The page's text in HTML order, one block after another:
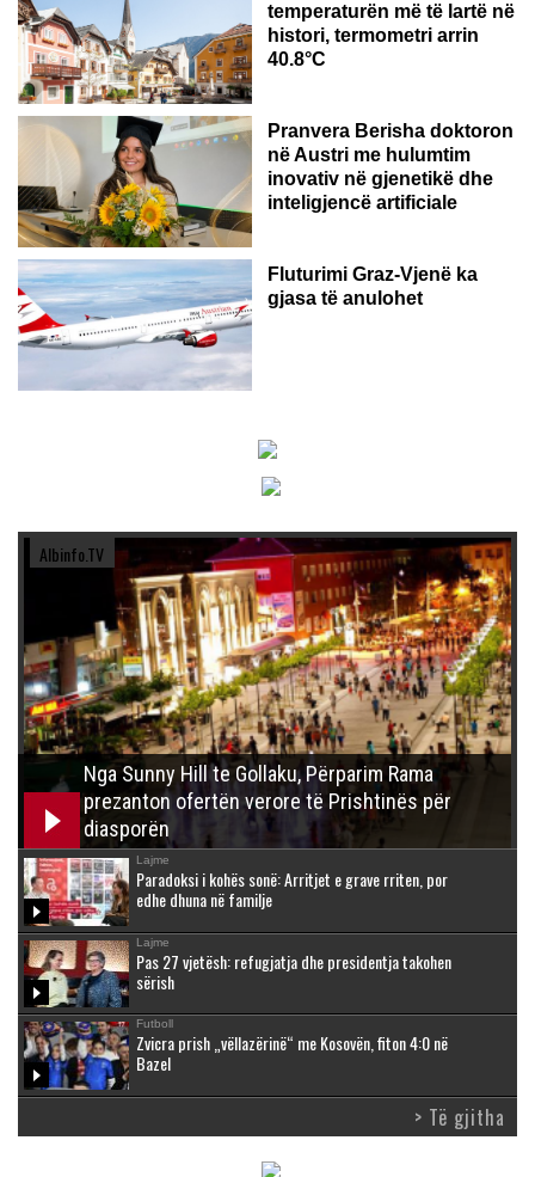
temperaturën më të lartë në
histori, termometri arrin
40.8°C
AUSTRI
Pranvera Berisha doktoron
në Austri me hulumtim
inovativ në gjenetikë dhe
inteligjencë artificiale
Fluturimi Graz-Vjenë ka
gjasa të anulohet
Albinfo.TV
Nga Sunny Hill te Gollaku, Përparim Rama
prezanton ofertën verore të Prishtinës për
diasporën
Lajme
Paradoksi i kohës sonë: Arritjet e grave rriten, por
edhe dhuna në familje
Lajme
Pas 27 vjetësh: refugjatja dhe presidentja takohen
sërish
Futboll
Zvicra prish „vëllazërinë“ me Kosovën, fiton 4:0 në
Bazel
> Të gjitha